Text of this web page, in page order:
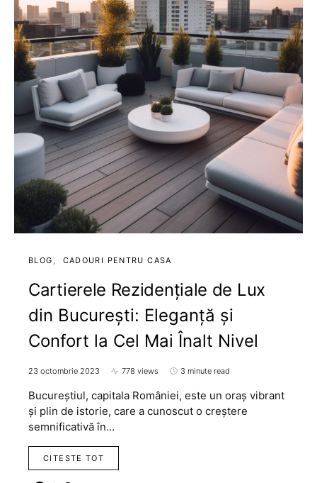
BLOG CADOURI PENTRU CASA
Cartierele Rezidențiale de Lux
din București: Eleganță și
Confort la Cel Mai Înalt Nivel
23 octombrie 2023 778 views 3 minute read
Bucureștiul, capitala României, este un oraș vibrant
și plin de istorie, care a cunoscut o creștere
semnificativă în…
CITESTE TOT